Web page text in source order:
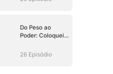
Do Peso ao
Poder: Coloquei
Trono
26 Episódio